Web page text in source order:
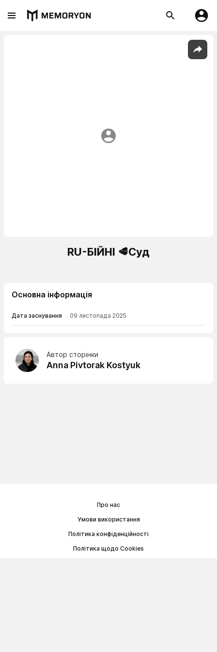
RU-БІЙНІ 🥩Суд
Основна інформація
Дата заснування 09 листопада 2025
Автор сторінки
Anna Pivtorak Kostyuk
Про нас
Умови використання
Політика конфіденційності
Політика щодо Cookies